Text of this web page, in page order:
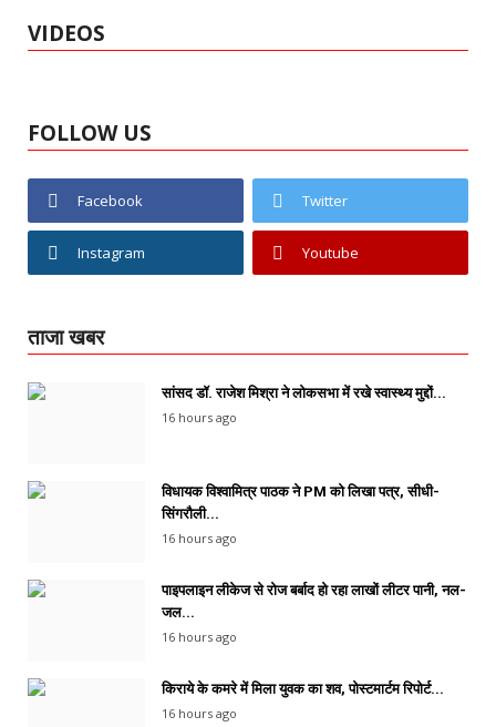
VIDEOS
FOLLOW US
Facebook Twitter
Instagram Youtube
ताजा खबर
सांसद डॉ. राजेश मिश्रा ने लोकसभा में रखे स्वास्थ्य मुद्दों...
16 hours ago
विधायक विश्वामित्र पाठक ने PM को लिखा पत्र, सीधी-
सिंगरौली...
16 hours ago
पाइपलाइन लीकेज से रोज बर्बाद हो रहा लाखों लीटर पानी, नल-
जल...
16 hours ago
किराये के कमरे में मिला युवक का शव, पोस्टमार्टम रिपोर्ट...
16 hours ago